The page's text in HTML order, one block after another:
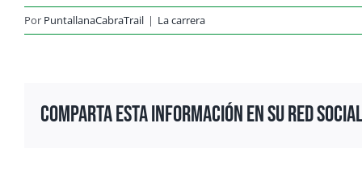
Por PuntallanaCabraTrail | La carrera
Comparta esta información en su red